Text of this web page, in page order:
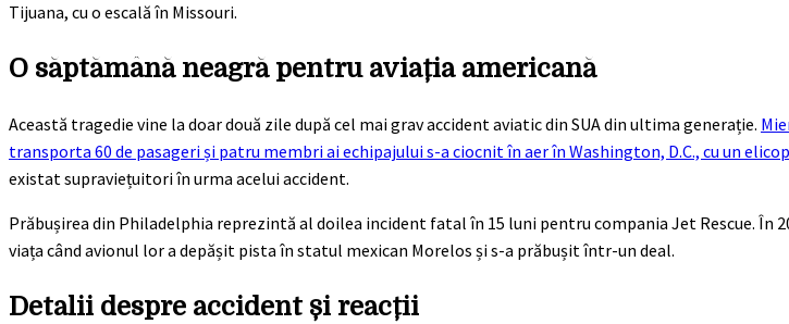
Tijuana, cu o escală în Missouri.
O săptămână neagră pentru aviația americană
Această tragedie vine la doar două zile după cel mai grav accident aviatic din SUA din ultima generație.
transporta 60 de pasageri și patru membri ai echipajului s-a ciocnit în aer în Washington, D.C., cu un
existat supraviețuitori în urma acelui accident.
Prăbușirea din Philadelphia reprezintă al doilea incident fatal în 15 luni pentru compania Jet Rescue. În
viața când avionul lor a depășit pista în statul mexican Morelos și s-a prăbușit într-un deal.
Detalii despre accident și reacții